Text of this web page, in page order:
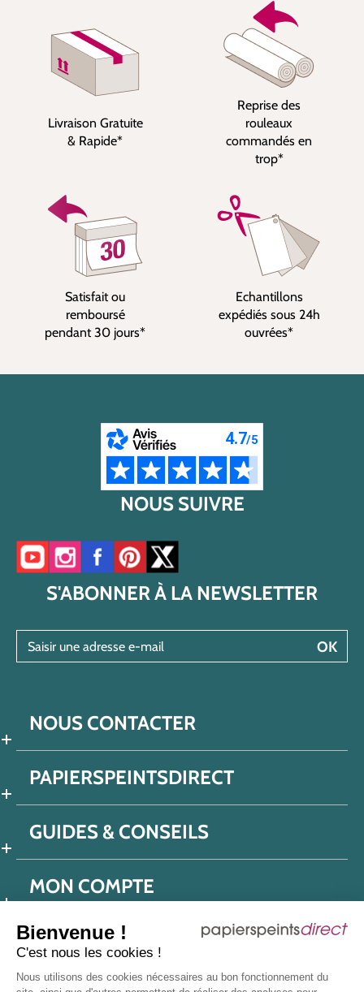
Bienvenue !
C'est nous les cookies !
Nous utilisons des cookies nécessaires au bon fonctionnement du
Livraison Gratuite
& Rapide*
Reprise des
rouleaux
commandés en
trop*
Satisfait ou
remboursé
pendant 30 jours*
Echantillons
expédiés sous 24h
ouvrées*
NOUS SUIVRE
Accéder à notre chaîne YouTube
Accéder à notre compte Instagram
Accéder à notre page Facebook
Accéder à notre compte Pinterest
Accéder à notre compte Twitter/X
S'ABONNER À LA NEWSLETTER
OK
NOUS CONTACTER
PAPIERSPEINTSDIRECT
GUIDES & CONSEILS
MON COMPTE